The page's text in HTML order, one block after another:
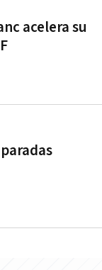
acelera su